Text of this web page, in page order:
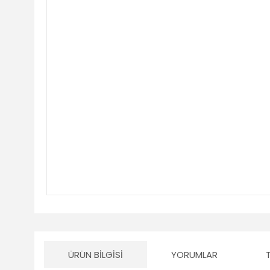
ÜRÜN BILGISI YORUMLAR